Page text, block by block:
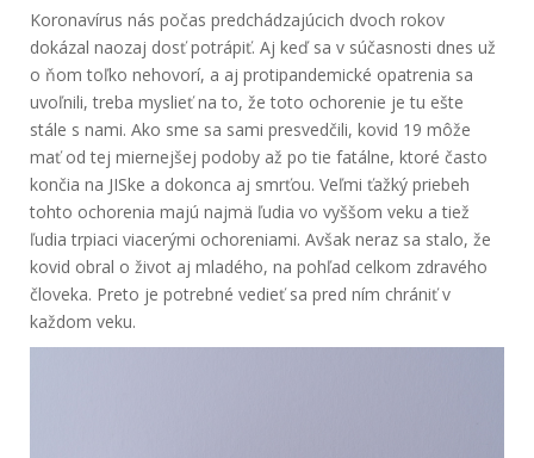
Koronavírus nás počas predchádzajúcich dvoch rokov
dokázal naozaj dosť potrápiť. Aj keď sa v súčasnosti dnes už
o ňom toľko nehovorí, a aj protipandemické opatrenia sa
uvoľnili, treba myslieť na to, že toto ochorenie je tu ešte
stále s nami. Ako sme sa sami presvedčili, kovid 19 môže
mať od tej miernejšej podoby až po tie fatálne, ktoré často
končia na JISke a dokonca aj smrťou. Veľmi ťažký priebeh
tohto ochorenia majú najmä ľudia vo vyššom veku a tiež
ľudia trpiaci viacerými ochoreniami. Avšak neraz sa stalo, že
kovid obral o život aj mladého, na pohľad celkom zdravého
človeka. Preto je potrebné vedieť sa pred ním chrániť v
každom veku.